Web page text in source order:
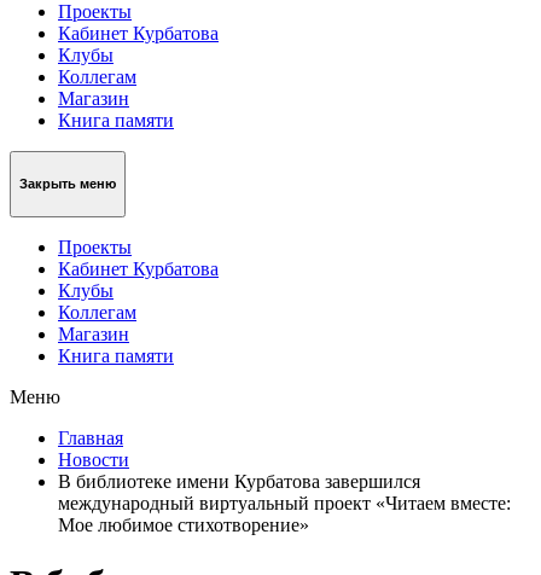
Проекты
Кабинет Курбатова
Клубы
Коллегам
Магазин
Книга памяти
Закрыть меню
Проекты
Кабинет Курбатова
Клубы
Коллегам
Магазин
Книга памяти
Меню
Главная
Новости
В библиотеке имени Курбатова завершился
международный виртуальный проект «Читаем вместе:
Мое любимое стихотворение»